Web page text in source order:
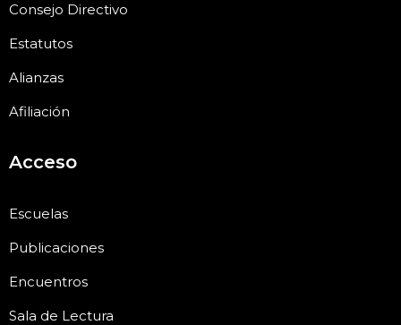
Consejo Directivo
Estatutos
Alianzas
Afiliación
Acceso
Escuelas
Publicaciones
Encuentros
Sala de Lectura